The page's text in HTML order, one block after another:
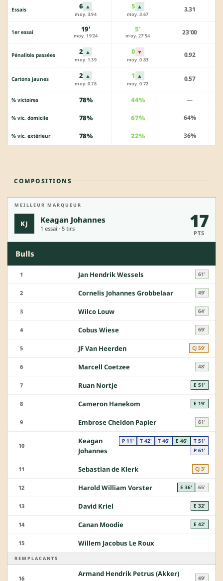
Essais 6 ▲
moy. 3.94
5 ▲
moy. 3.67
3.31
1er essai 19'
moy. 19'24
5'
moy. 27'54 23'00
Pénalités passées 2 ▲
moy. 1.39
0 ▼
moy. 0.83
0.92
Cartons jaunes 2 ▲
moy. 0.78
1 ▲
moy. 0.72
0.57
% victoires 78% 44% —
% vic. domicile 78% 67% 64%
% vic. extérieur 78% 22% 36%
COMPOSITIONS
MEILLEUR MARQUEUR
KJ Keagan Johannes
1 essai · 5 tirs 17
PTS
Bulls
1 Jan Hendrik Wessels 61'
2 Cornelis Johannes Grobbelaar 49'
3 Wilco Louw 64'
4 Cobus Wiese 69'
5 JF Van Heerden CJ 59'
6 Marcell Coetzee 48'
7 Ruan Nortje E 51'
8 Cameron Hanekom E 19'
9 Embrose Cheldon Papier 61'
10
Keagan
Johannes
P 11' T 42' T 46' E 46'
T 51'
P 61'
11 Sebastian de Klerk CJ 3'
12 Harold William Vorster E 36' 65'
13 David Kriel E 32'
14 Canan Moodie E 42'
15 Willem Jacobus Le Roux
REMPLACANTS
16
Armand Hendrik Petrus (Akker)
49'